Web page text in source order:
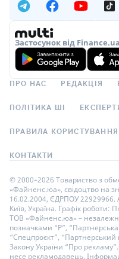
Застосунок від Finance.ua
ПРО НАС РЕДАКЦІЯ
ПОЛІТИКА ШІ
ПРАВИЛА КОРИСТУВАННЯ
КОНТАКТИ
© 2000–2026 Товариство з
«Файненс.юа», свідоцтво на
16.02.2004, ЄДРПОУ 22929966.
Київ, Україна. Графік роботи:
ТОВ «Файненс.юа» –
позначками “Р”,
“Спецпроєкт”, “Партнерський
Закону України “Про
несе рекламодавець.